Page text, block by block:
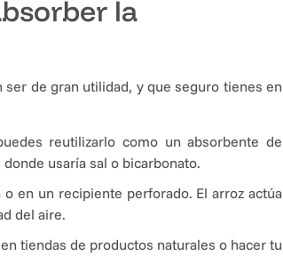
la
ser de gran utilidad, y que seguro tienes en
reutilizarlo como un absorbente de
usaría sal o bicarbonato.
en un recipiente perforado. El arroz actúa
del aire.
tiendas de productos naturales o hacer tu